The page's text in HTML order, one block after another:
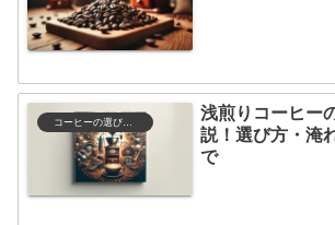
浅煎りコーヒー
説！選び方・淹
で